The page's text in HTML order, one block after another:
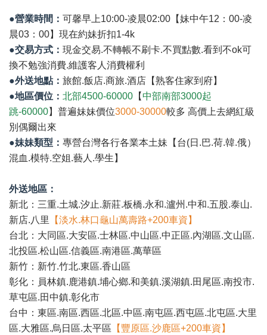
●營業時間： 可馨早上10:00-凌晨02:00【妹中午12：00-凌
晨03：00】現在約妹折扣1-4k
●交易方式： 現金交易.不轉帳不刷卡.不買點數.看到不ok可
換不勉強消費.維護客人消費權利
●外送地點： 旅館.飯店.商旅.酒店【熟客住家到府】
●地區價位： 北部4500-60000 【中部南部3000起
跳-60000】普遍妹妹價位3000-30000較多 高價上去網紅級
別偶爾出來
●妹妹類型： 專營台灣各行各業本土妹【台(日.巴.荷.韓.俄）
混血.模特.空姐.藝人.學生】
外送地區：
新北：三重.土城.汐止.新莊.板橋.永和.瀘州.中和.五股.泰山.
新店.八里
【淡水.林口龜山萬壽路+200車資】
台北：大同區.大安區.士林區.中山區.中正區.內湖區.文山區.
北投區.松山區.信義區.南港區.萬華區
新竹：新竹.竹北.東區.香山區
彰化：員林鎮.鹿港鎮.埔心鄉.和美鎮.溪湖鎮.田尾區.南投市.
草屯區.田中鎮.彰化市
台中：東區.南區.西區.北區.中區.南屯區.西屯區.北屯區.大里
區.大雅區.烏日區.太平區 【豐原區.沙鹿區+200車資】